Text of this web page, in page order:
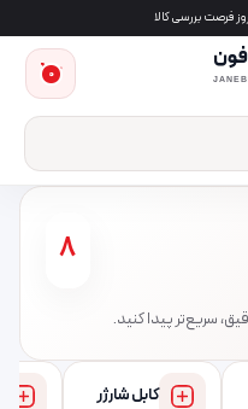
0
سریع‌تر پیدا کنید.
8
کابل شارژر